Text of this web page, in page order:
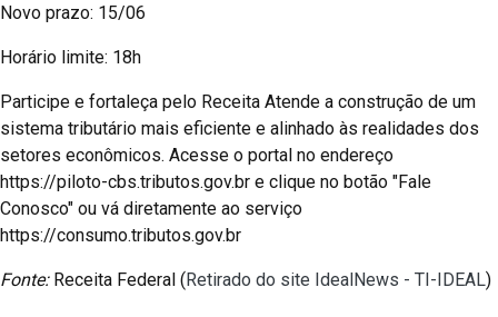
Novo prazo: 15/06
Horário limite: 18h
Participe e fortaleça pelo Receita Atende a construção de um
sistema tributário mais eficiente e alinhado às realidades dos
setores econômicos. Acesse o portal no endereço
https://piloto-cbs.tributos.gov.br e clique no botão "Fale
Conosco" ou vá diretamente ao serviço
https://consumo.tributos.gov.br
Fonte:Receita Federal (Retirado do site IdealNews - TI-IDEAL)